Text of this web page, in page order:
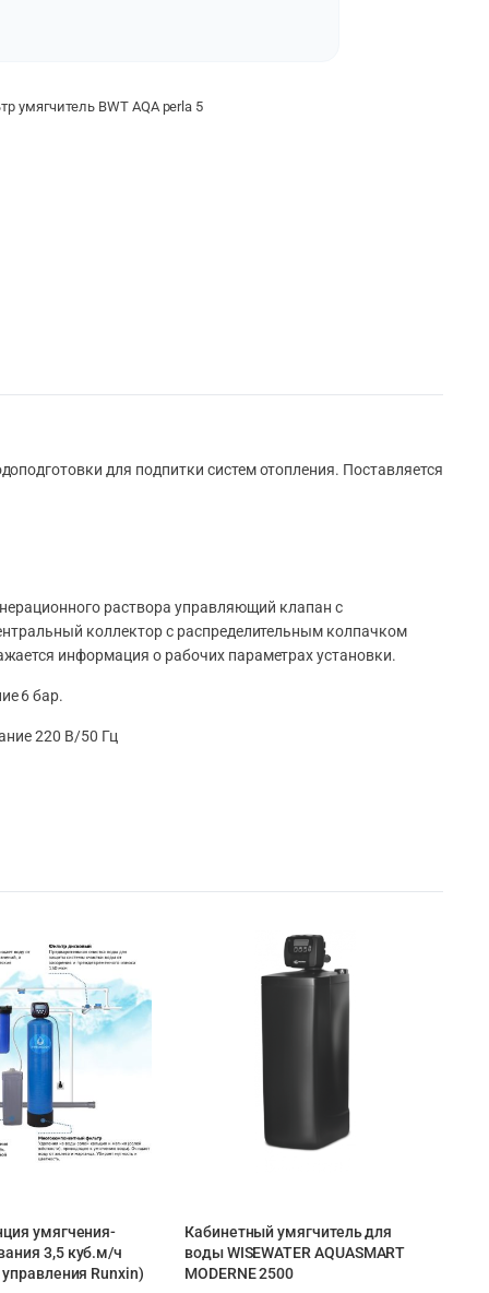
BWT AQA perla 5
для подпитки систем отопления. Поставляется
раствора управляющий клапан с
коллектор с распределительным колпачком
информация о рабочих параметрах установки.
6 бар.
220 В/50 Гц
умягчения-
3,5 куб.м/ч
Runxin)
Кабинетный умягчитель для
воды WISEWATER AQUASMART
MODERNE 2500